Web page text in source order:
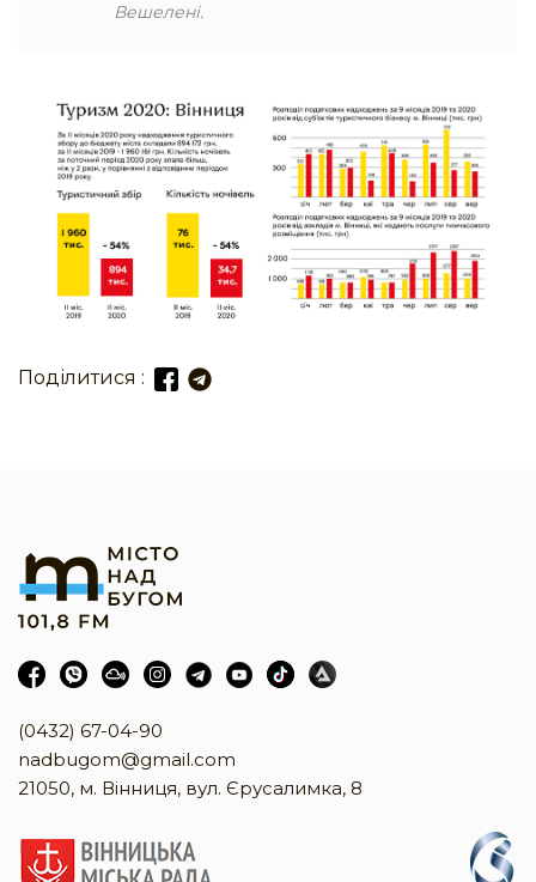
Вешелені.
Поділитися :
(0432) 67-04-90
nadbugom@gmail.com
21050, м. Вінниця, вул. Єрусалимка, 8